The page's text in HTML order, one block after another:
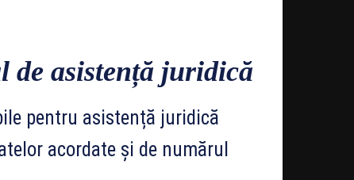
de asistență juridică
pentru asistență juridică
acordate și de numărul